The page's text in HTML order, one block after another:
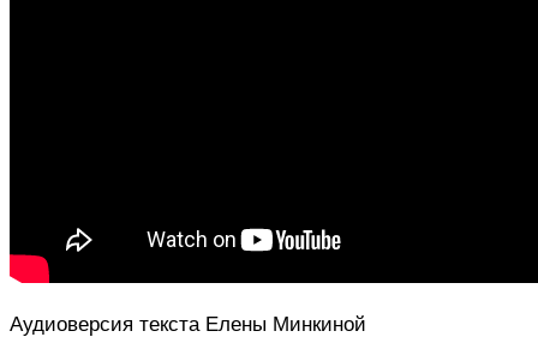
Аудиоверсия текста Елены Минкиной